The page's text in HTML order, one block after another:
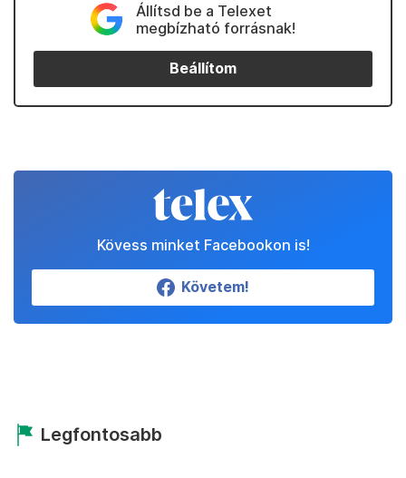
Állítsd be a Telexet
megbízható forrásnak!
Beállítom
Kövess minket Facebookon is!
Követem!
Legfontosabb